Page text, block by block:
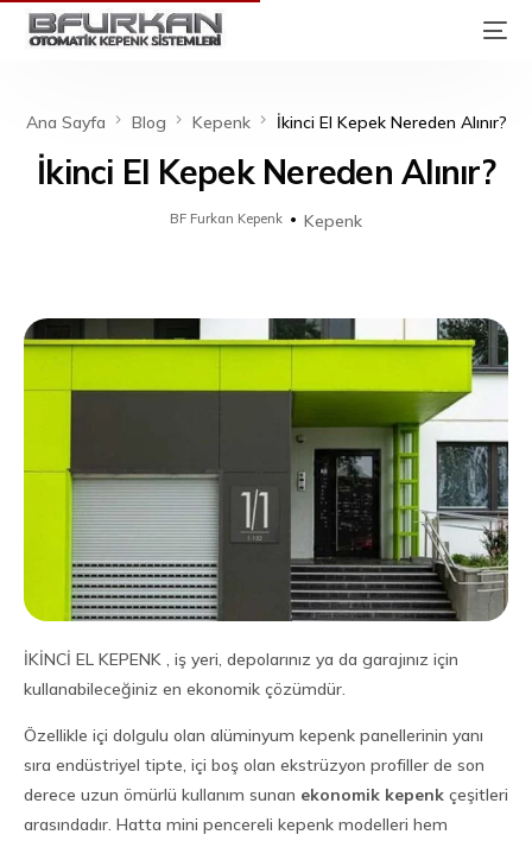
Ana Sayfa Blog Kepenk İkinci El Kepek Nereden Alınır?
İkinci El Kepek Nereden Alınır?
BF Furkan Kepenk Kepenk
İKİNCİ EL KEPENK , iş yeri, depolarınız ya da garajınız için
kullanabileceğiniz en ekonomik çözümdür.
Özellikle içi dolgulu olan alüminyum kepenk panellerinin yanı
sıra endüstriyel tipte, içi boş olan ekstrüzyon profiller de son
derece uzun ömürlü kullanım sunan ekonomik kepenk çeşitleri
arasındadır. Hatta mini pencereli kepenk modelleri hem